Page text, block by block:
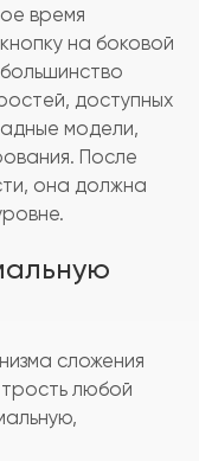
время
на боковой
доступных
модели,
После
она должна
сложения
любой